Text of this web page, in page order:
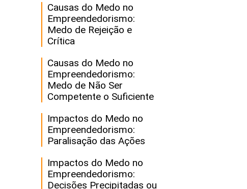
Causas do Medo no
Empreendedorismo:
Medo de Rejeição e
Crítica
Causas do Medo no
Empreendedorismo:
Medo de Não Ser
Competente o Suficiente
Impactos do Medo no
Empreendedorismo:
Paralisação das Ações
Impactos do Medo no
Empreendedorismo:
Decisões Precipitadas ou